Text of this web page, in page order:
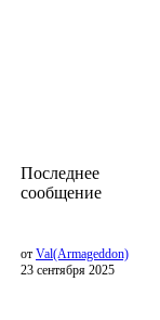
Последнее
сообщение
от Val(Armageddon)
23 сентября 2025